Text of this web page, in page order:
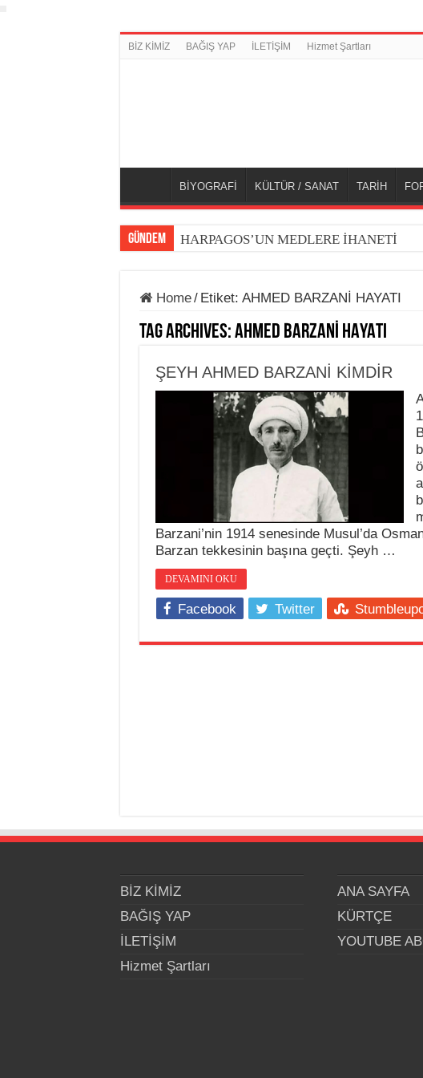
BİZ KİMİZ BAĞIŞ YAP İLETİŞİM Hizmet Şartları
BİYOGRAFİ KÜLTÜR / SANAT TARİH
GÜNDEM HARPAGOS’UN MEDLERE İHANETİ
Home/ Etiket: AHMED BARZANİ HAYATI
Tag Archives:AHMED BARZANİ HAYATI
ŞEYH AHMED BARZANİ KİMDİR
Barzani’nin 1914 senesinde Musul’da
Barzan tekkesinin başına geçti. Şeyh …
DEVAMINI OKU
Facebook Twitter
BİZ KİMİZ
BAĞIŞ YAP
İLETİŞİM
Hizmet Şartları
ANA SAYFA
KÜRTÇE
YOUTUBE